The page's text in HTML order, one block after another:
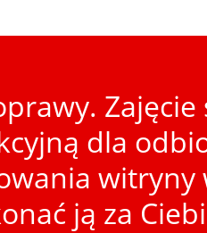
Zajęcie
dla
witryny
ją za